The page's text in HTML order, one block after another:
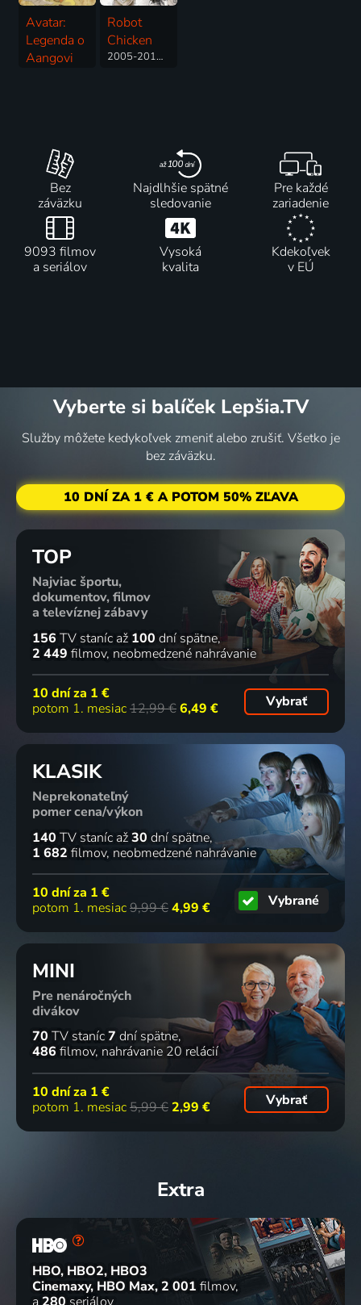
Avatar:
Legenda o
Aangovi
Robot
Chicken
2005-2014 | USA | Science Fiction, Animovaný, Komédia
Bez
záväzku
Najdlhšie spätné
sledovanie
Pre každé
zariadenie
9093 filmov
a seriálov
Vysoká
kvalita
Kdekoľvek
v EÚ
Vyberte si balíček Lepšia.TV
Služby môžete kedykoľvek zmeniť alebo zrušiť. Všetko je
bez záväzku.
10 DNÍ ZA 1 € A POTOM 50% ZĽAVA
TOP
Najviac športu,
dokumentov, filmov
a televíznej zábavy
156 TV staníc až 100 dní spätne
2 449 filmov neobmedzené nahrávanie
10 dní za 1 €
potom 1. mesiac12,99 €6,49 € Vybrať
KLASIK
Neprekonateľný
pomer cena/výkon
140 TV staníc až30 dní spätne
1 682 filmov neobmedzené nahrávanie
10 dní za 1 €
potom 1. mesiac9,99 €4,99 € Vybrané
MINI
Pre nenáročných
divákov
70 TV staníc7 dní spätne
486 filmov nahrávanie 20 relácií
10 dní za 1 €
potom 1. mesiac5,99 € 2,99 € Vybrať
Extra
HBO, HBO2, HBO3
Cinemaxy, HBO Max 2 001 filmov